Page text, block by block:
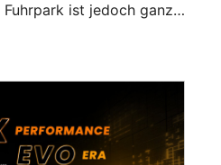
Fuhrpark ist jedoch ganz